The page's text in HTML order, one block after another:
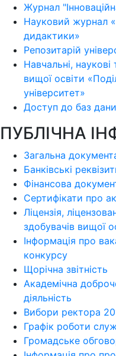
Журнал
Науковий журнал
дидактики»
Репозитарій
Навчальні,
вищої освіти
університет»
Доступ до баз
ПУБЛІЧНА
Загальна
Банківські
Фінансова
Сертифікати про
Ліцензія,
здобувачів вищої
Інформація про
конкурсу
Щорічна звітність
Академічна
діяльність
Вибори ректора
Графік роботи
Громадське